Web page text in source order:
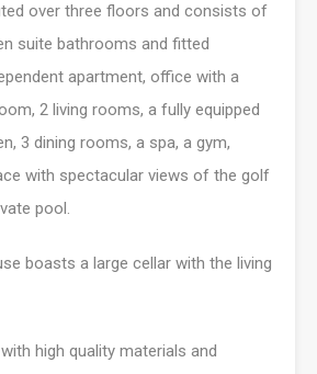
over three floors and consists of
suite bathrooms and fitted
apartment, office with a
2 living rooms, a fully equipped
3 dining rooms, a spa, a gym,
with spectacular views of the golf
pool.
boasts a large cellar with the living
high quality materials and